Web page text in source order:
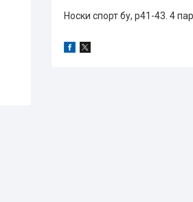
Носки спорт бу, р41-43. 4